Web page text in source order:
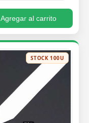
Agregar al carrito
STOCK 100U